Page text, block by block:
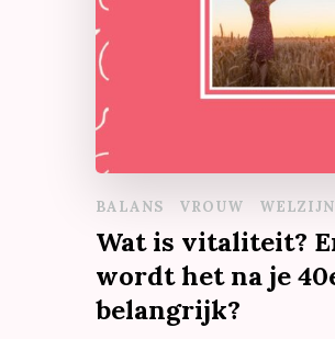
BALANS VROUW WELZIJN
Wat is vitaliteit?
wordt het na je
belangrijk?